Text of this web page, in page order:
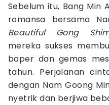
Sebelum itu, Bang Min
romansa bersama
Beautiful Gong
mereka sukses
baper dan gemas
tahun. Perjalanan
dengan Nam Goong
nyetrik dan berjiwa